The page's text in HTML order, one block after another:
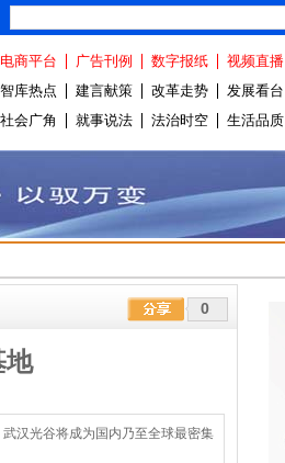
电商平台 广告刊例 数字报纸 视频直播
智库热点 建言献策 改革走势 发展看台
社会广角 就事说法 法治时空 生活品质
0
地
汉光谷将成为国内乃至全球最密集